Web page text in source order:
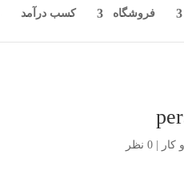
فروشگاه کسب درآمد
|0 نظر